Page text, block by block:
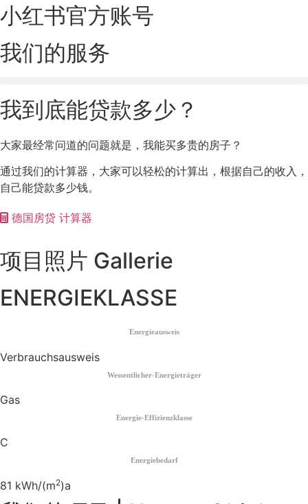
小红书官方账号
我们的服务
我到底能贷款多少？
大家最经常问道的问题就是，我能买多贵的房子？
通过我们的计算器，大家可以轻松的计算出，根据自己的收入，
自己能贷款多少钱。
德国房贷 计算器
项目照片 Gallerie
ENERGIEKLASSE
Energieausweis
Verbrauchsausweis
Wessentlicher-Energieträger
Gas
Energie-Effizienzklasse
C
Energiebedarf
81 kWh/(m2)a